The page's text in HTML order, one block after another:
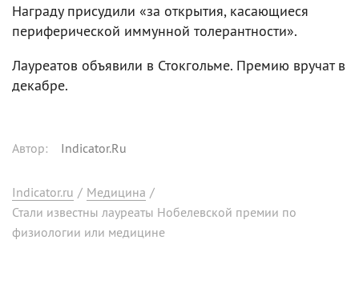
Награду присудили «за открытия, касающиеся
периферической иммунной толерантности».
Лауреатов объявили в Стокгольме. Премию вручат в
декабре.
Автор: Indicator.Ru
Indicator.ru / Медицина /
Стали известны лауреаты Нобелевской премии по
физиологии или медицине